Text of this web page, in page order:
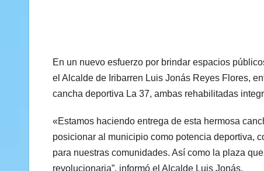
En un nuevo esfuerzo por brindar espacios
el Alcalde de Iribarren Luis Jonás Reyes Flores,
cancha deportiva La 37, ambas rehabilitadas
«Estamos haciendo entrega de esta hermosa
posicionar al municipio como potencia deportiva,
para nuestras comunidades. Así como la plaza
revolucionaria”, informó el Alcalde Luis Jonás.